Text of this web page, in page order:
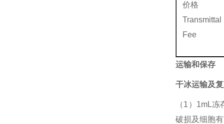
价格
Transmittal
Fee
运输和保存
干冰运输及
（1）1mL
破损及细胞